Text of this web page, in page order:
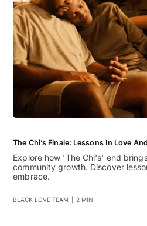
The Chi’s Finale: Lessons In Love
Explore how 'The Chi's' end
community growth. Discover
embrace.
BLACK LOVE TEAM 2 MIN